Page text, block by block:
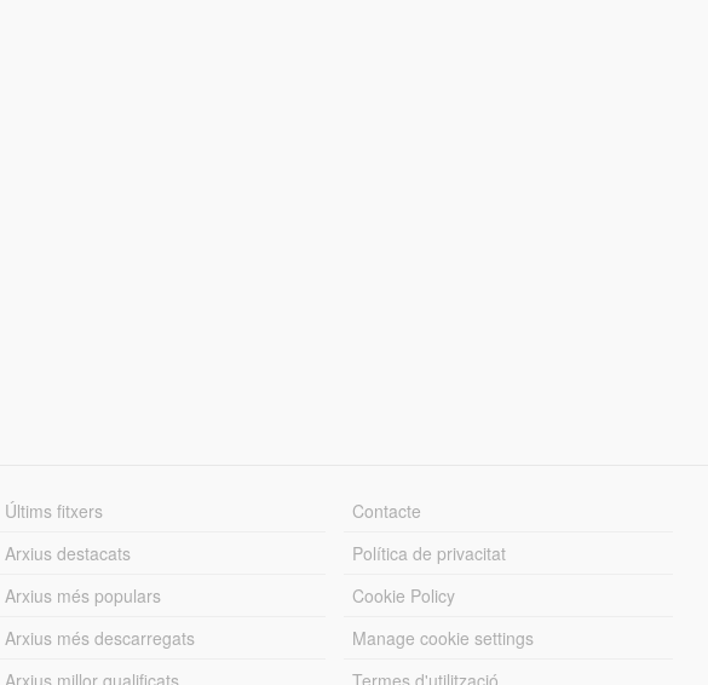
Últims fitxers
Arxius destacats
Arxius més populars
Arxius més descarregats
Arxius millor qualificats
Contacte
Política de privacitat
Cookie Policy
Manage cookie settings
Termes d'utilització